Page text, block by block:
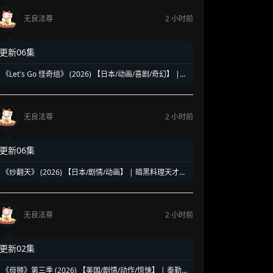
无良法尊
2 小时前
更新06集
《Let's Go 怪奇组》 (2026) 【日本/动画/喜剧/奇幻】 |
诞喜剧
无良法尊
2 小时前
更新06集
《炒翻天》 (2026) 【日本/剧情/动画】 | 暗黑料理天才的
无良法尊 2 小时前
更新02集
《母狮》第三季 (2026) 【美国/剧情/动作/惊悚】 | 泰勒·